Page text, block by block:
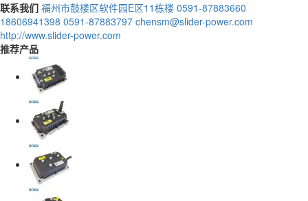
联系我们 福州市鼓楼区软件园E区11栋楼 0591-87883660
18606941398 0591-87883797 chensm@slider-power.com
http://www.slider-power.com
推荐产品